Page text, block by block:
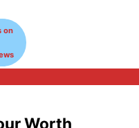
on
Worth